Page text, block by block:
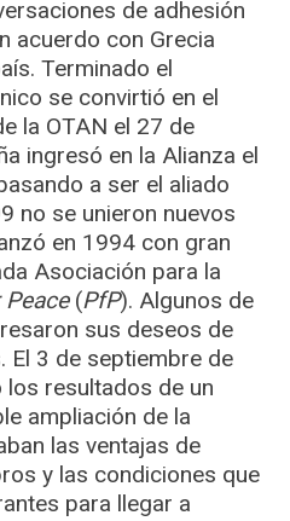
de adhesión
acuerdo con Grecia
Terminado el
se convirtió en el
la OTAN el 27 de
ingresó en la Alianza el
a ser el aliado
no se unieron nuevos
en 1994 con gran
Asociación para la
(PfP). Algunos de
sus deseos de
El 3 de septiembre de
resultados de un
ampliación de la
las ventajas de
y las condiciones que
para llegar a